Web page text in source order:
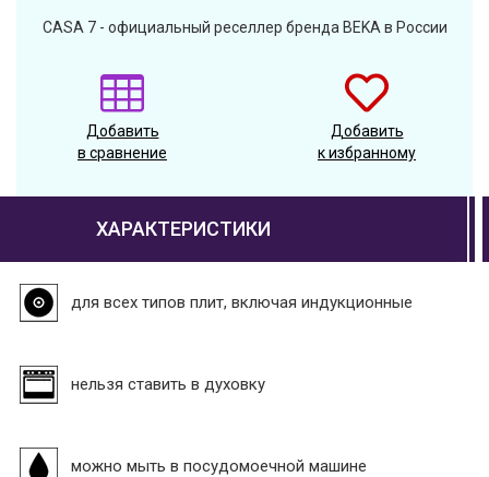
CASA 7 - официальный реселлер бренда BEKA в России
Добавить
в сравнение
Добавить
к избранному
ХАРАКТЕРИСТИКИ
для всех типов плит, включая индукционные
нельзя ставить в духовку
можно мыть в посудомоечной машине